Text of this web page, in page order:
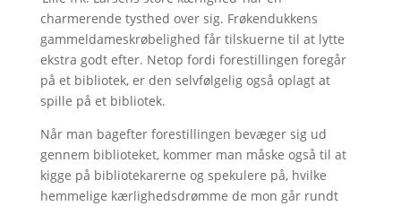
charmerende tysthed over sig. Frøkendukkens
gammeldameskrøbelighed får tilskuerne til at lytte
ekstra godt efter. Netop fordi forestillingen foregår
på et bibliotek, er den selvfølgelig også oplagt at
spille på et bibliotek.
Når man bagefter forestillingen bevæger sig ud
gennem biblioteket, kommer man måske også til at
kigge på bibliotekarerne og spekulere på, hvilke
hemmelige kærlighedsdrømme de mon går rundt